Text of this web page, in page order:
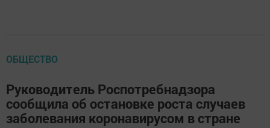
ОБЩЕСТВО
Руководитель Роспотребнадзора
сообщила об остановке роста случаев
заболевания коронавирусом в стране